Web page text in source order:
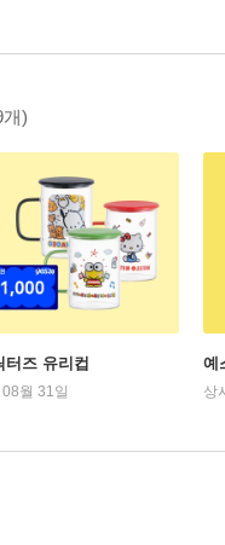
개)
즈 유리컵
월 31일
예
상